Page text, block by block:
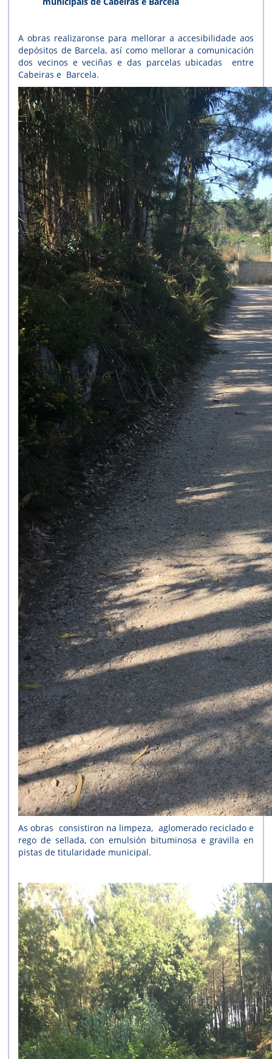
A obras realizaronse para mellorar a accesibilidade aos
depósitos de Barcela, así como mellorar a comunicación
dos vecinos e veciñas e das parcelas ubicadas entre
Cabeiras e Barcela.
As obras consistiron na limpeza, aglomerado reciclado e
rego de sellada, con emulsión bituminosa e gravilla en
pistas de titularidade municipal.